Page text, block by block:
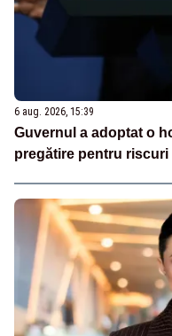
6 aug. 2026, 15:39
Guvernul a adoptat o
pregătire pentru riscuri